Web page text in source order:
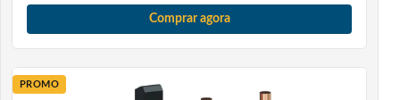
Comprar agora
PROMO